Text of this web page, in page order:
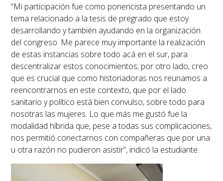
“Mi participación fue como ponencista presentando un
tema relacionado a la tesis de pregrado que estoy
desarrollando y también ayudando en la organización
del congreso. Me parece muy importante la realización
de estas instancias sobre todo acá en el sur, para
descentralizar estos conocimientos; por otro lado, creo
que es crucial que como historiadoras nos reunamos a
reencontrarnos en este contexto, que por el lado
sanitario y político está bien convulso, sobre todo para
nosotras las mujeres. Lo que más me gustó fue la
modalidad híbrida que, pese a todas sus complicaciones,
nos permitió conectarnos con compañeras que por una
u otra razón no pudieron asistir”, indicó la estudiante.